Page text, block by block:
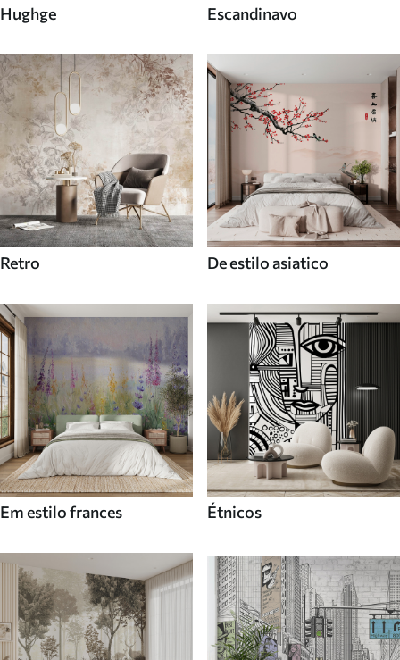
Hughge Escandinavo
Retro De estilo asiatico
Em estilo frances Étnicos